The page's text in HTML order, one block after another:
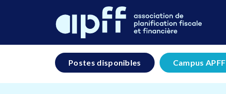
Postes disponibles Campus APFF